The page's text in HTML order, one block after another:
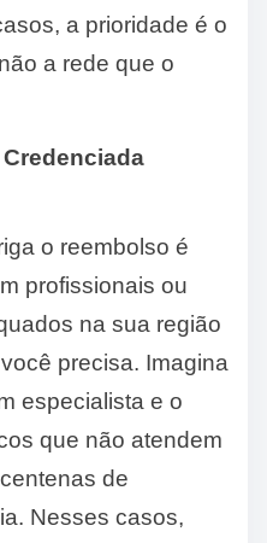
a prioridade é o
a rede que o
o reembolso é
profissionais ou
na sua região
precisa. Imagina
especialista e o
que não atendem
de
Nesses casos,